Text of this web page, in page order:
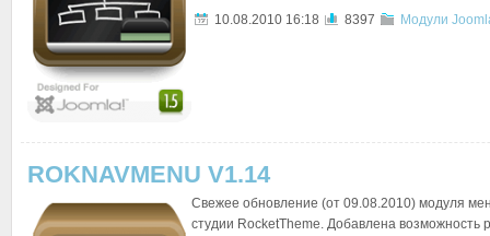
10.08.2010 16:18 8397 Модули
ROKNAVMENU V1.14
Свежее обновление (от 09.08.2010) модуля
студии RocketTheme. Добавлена возможность